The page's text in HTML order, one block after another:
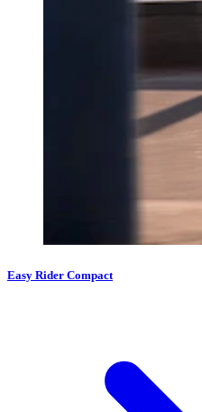
Easy Rider Compact